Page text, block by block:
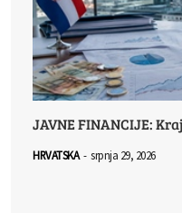
JAVNE FINANCIJE:
HRVATSKA - srpnja 29, 2026